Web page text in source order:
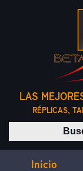
LAS
RÉPLICAS,
Inicio